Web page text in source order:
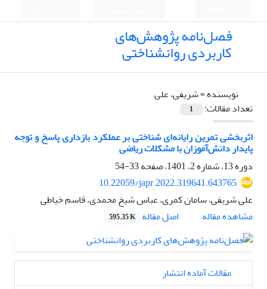
فصل‌نامه پژوهش‌های
کاربردی روانشناختی
نویسنده =شریفی، علی
تعداد مقالات:
1
اثربخشی تمرین رایانه‌ای شناختی بر عملکرد بازداری پاسخ و توجه
پایدار دانش‌آموزان با مشکلات ریاضی
دوره 13، شماره 2، 1401، صفحه
33-54
10.22059/japr.2022.319641.643765
علی شریفی، سامان کمری، عباس شیخ محمدی، قاسم خیاطی
مشاهده مقاله
اصل مقاله 595.35 K
مقالات آماده انتشار